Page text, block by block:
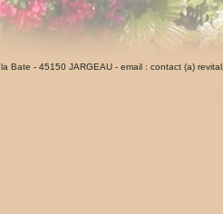
Bate - 45150 JARGEAU - email : contact (a)